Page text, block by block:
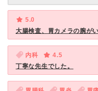
5.0
大腸検査、胃カメラの腕が
内科
4.5
丁寧な先生でした。